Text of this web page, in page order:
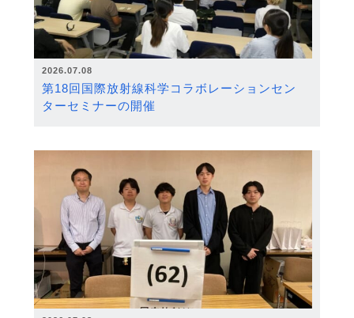
2026.07.08
第18回国際放射線科学コラボレーションセン
ターセミナーの開催